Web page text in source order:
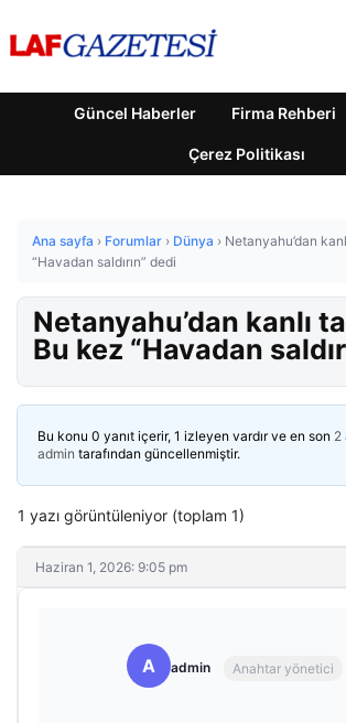
Güncel Haberler Firma Rehberi
Çerez Politikası
Ana sayfa › Forumlar › Dünya › Netanyahu’dan
“Havadan saldırın” dedi
Netanyahu’dan kanlı
Bu kez “Havadan
Bu konu 0 yanıt içerir, 1 izleyen vardır ve en son 2
admin tarafından güncellenmiştir.
1 yazı görüntüleniyor (toplam 1)
Haziran 1, 2026: 9:05 pm
A admin Anahtar yönetici